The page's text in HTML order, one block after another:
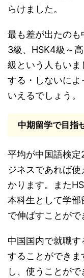
らけました。
最も差が出たの
3級、HSK4級～
級という人もい
する・しないに
いえるでしょう。
中期留学で目指
平均が中国語検
ジネスであれば
かります。また
本科生として学部
で伸ばすことがで
中国国内で就職
することができ
し、使うことがで